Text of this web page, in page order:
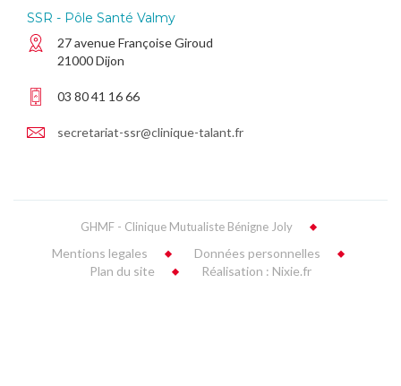
SSR - Pôle Santé Valmy
27 avenue Françoise Giroud
21000 Dijon
03 80 41 16 66
secretariat-ssr@clinique-talant.fr
GHMF - Clinique Mutualiste Bénigne Joly
Mentions legales
Données personnelles
Plan du site
Réalisation : Nixie.fr